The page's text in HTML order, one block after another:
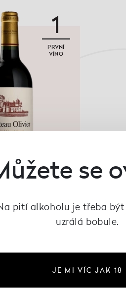
1
PRVNÍ
VÍNO
2017, Château
se
pití alkoholu je třeba
uzrálá bobule.
JE MI VÍC JAK 18